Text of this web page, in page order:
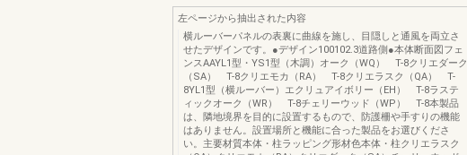
左ページから抽出された内容
横ルーバーパネルの表裏に曲線を施し、目隠しと通風を両立さ
せたデザインです。●デザイン100102.3道路側●本体断面図フェ
ンスAAYL1型・YS1型（木調）オーク（WQ） T-8クリエダーク
（SA） T-8クリエモカ（RA） T-8クリエラスク（QA） T-
8YL1型（横ルーバー）エクリュアイボリー（EH） T-8ラステ
ィックオーク（WR） T-8チェリーウッド（WP） T-8本製品
は、隣地境界を目的に設置するもので、防護柵や手すりの機能
はありません。設置場所と機能に合った製品をお選びくださ
い。主要材質本体・柱ラッピング形材色本体・柱クリエラスク